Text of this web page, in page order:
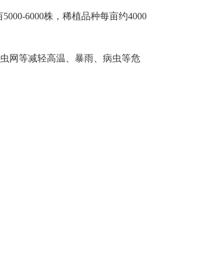
6000株，稀植品种每亩约4000
网等减轻高温、暴雨、病虫等危